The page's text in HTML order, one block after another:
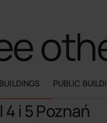
PUBLIC
4 i 5 Poznań